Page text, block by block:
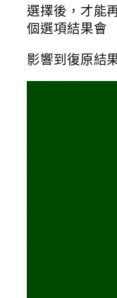
選擇後，才能
個選項結果會
影響到復原結